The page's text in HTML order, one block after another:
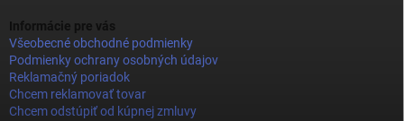
Informácie pre vás
Všeobecné obchodné podmienky
Podmienky ochrany osobných údajov
Reklamačný poriadok
Chcem reklamovať tovar
Chcem odstúpiť od kúpnej zmluvy